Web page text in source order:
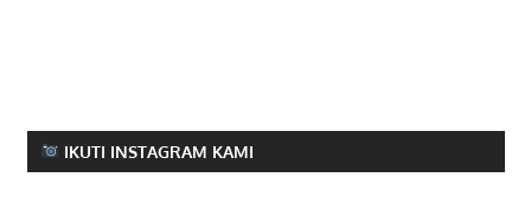
IKUTI INSTAGRAM KAMI